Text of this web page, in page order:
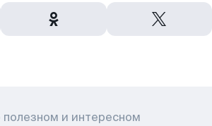
и интересном